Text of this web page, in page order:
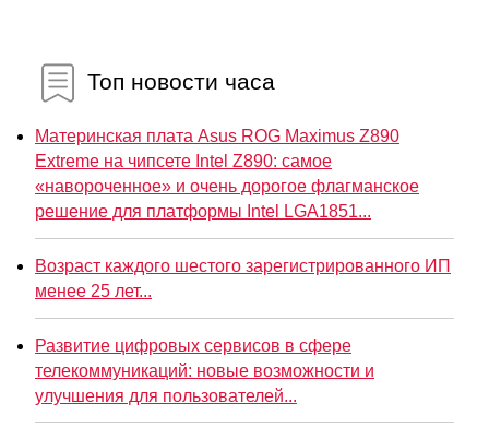
Топ новости часа
Материнская плата Asus ROG Maximus Z890
Extreme на чипсете Intel Z890: самое
«навороченное» и очень дорогое флагманское
решение для платформы Intel LGA1851...
Возраст каждого шестого зарегистрированного ИП
менее 25 лет...
Развитие цифровых сервисов в сфере
телекоммуникаций: новые возможности и
улучшения для пользователей...